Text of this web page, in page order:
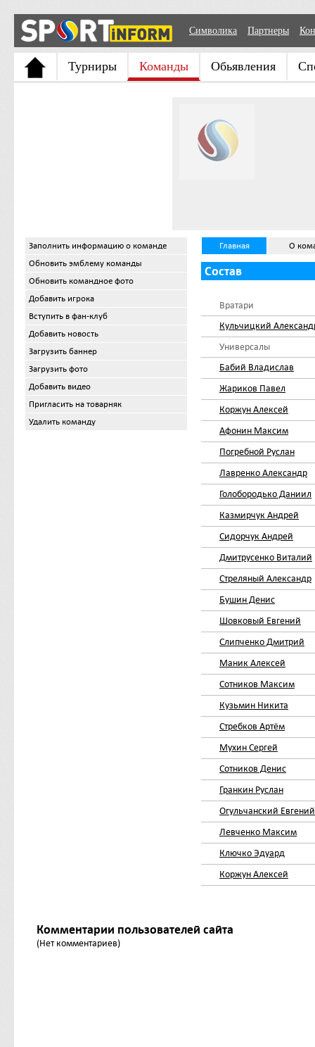
Символика Партнеры
Турниры Команды Обьявления
Заполнить информацию о команде
Обновить эмблему команды
Обновить командное фото
Добавить игрока
Вступить в фан-клуб
Добавить новость
Загрузить баннер
Загрузить фото
Добавить видео
Пригласить на товарняк
Удалить команду
Главная О
Состав
Вратари
Кульчицкий
Универсалы
Бабий Владислав
Жариков Павел
Коржун Алексей
Афонин Максим
Погребной Руслан
Лавренко Александр
Голобородько Даниил
Казмирчук Андрей
Сидорчук Андрей
Дмитрусенко Виталий
Стреляный Александр
Бушин Денис
Шовковый Евгений
Слипченко Дмитрий
Маник Алексей
Сотников Максим
Кузьмин Никита
Стребков Артём
Мухин Сергей
Сотников Денис
Гранкин Руслан
Огульчанский Евгений
Левченко Максим
Ключко Эдуард
Коржун Алексей
Комментарии пользователей сайта
(Нет комментариев)